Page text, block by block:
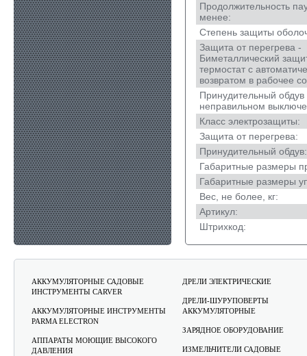
Продолжительность
менее:
Степень защиты
Защита от перегрева -
Биметаллический
термостат с
возвратом в рабочее
Принудительный
неправильном
Класс электрозащиты:
Защита от перегрева:
Принудительный обдув:
Габаритные размеры
Габаритные размеры
Вес, не более, кг:
Артикул:
Штрихкод:
АККУМУЛЯТОРНЫЕ САДОВЫЕ
ИНСТРУМЕНТЫ CARVER
АККУМУЛЯТОРНЫЕ ИНСТРУМЕНТЫ
PARMA ELECTRON
АППАРАТЫ МОЮЩИЕ ВЫСОКОГО
ДАВЛЕНИЯ
ДРЕЛИ ЭЛЕКТРИЧЕСКИЕ
ДРЕЛИ-ШУРУПОВЕРТЫ
АККУМУЛЯТОРНЫЕ
ЗАРЯДНОЕ ОБОРУДОВАНИЕ
ИЗМЕЛЬЧИТЕЛИ САДОВЫЕ